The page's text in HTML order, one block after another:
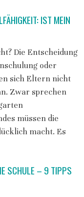
IST MEIN
Die Entscheidung
oder
sich Eltern nicht
Zwar sprechen
müssen die
macht. Es
SCHULE – 9 TIPPS